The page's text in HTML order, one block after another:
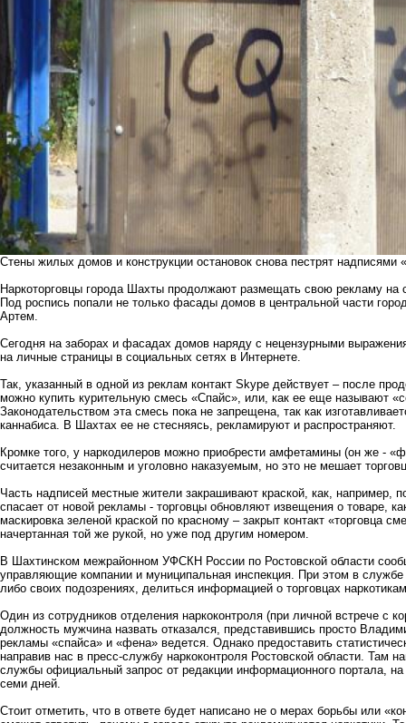
Стены жилых домов и конструкции остановок снова пестрят надписями
Наркоторговцы города Шахты продолжают размещать свою рекламу на
Под роспись попали не только фасады домов в центральной части
Артем.
Сегодня на заборах и фасадах домов наряду с нецензурными
на личные страницы в социальных сетях в Интернете.
Так, указанный в одной из реклам контакт Skype действует – после
можно купить курительную смесь «Спайс», или, как ее еще называют
Законодательством эта смесь пока не запрещена, так как
каннабиса. В Шахтах ее не стесняясь, рекламируют и распространяют.
Кромке того, у наркодилеров можно приобрести амфетамины (он же -
считается незаконным и уголовно наказуемым, но это не мешает
Часть надписей местные жители закрашивают краской, как, например,
спасает от новой рекламы - торговцы обновляют извещения о товаре,
маскировка зеленой краской по красному – закрыт контакт «торговца
начертанная той же рукой, но уже под другим номером.
В Шахтинском межрайонном УФСКН России по Ростовской области
управляющие компании и муниципальная инспекция. При этом в
либо своих подозрениях, делиться информацией о торговцах
Один из сотрудников отделения наркоконтроля (при личной встрече
должность мужчина назвать отказался, представившись просто
рекламы «спайса» и «фена» ведется. Однако предоставить
направив нас в пресс-службу наркоконтроля Ростовской области. Там
службы официальный запрос от редакции информационного портала,
семи дней.
Стоит отметить, что в ответе будет написано не о мерах борьбы или